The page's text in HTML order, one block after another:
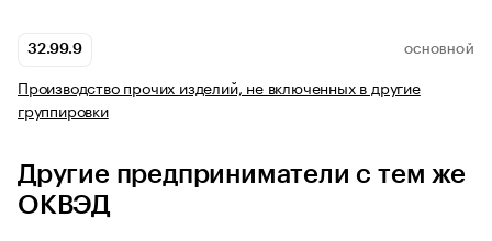
32.99.9 ОСНОВНОЙ
Производство прочих изделий, не включенных в другие
группировки
Другие предприниматели с тем же
ОКВЭД